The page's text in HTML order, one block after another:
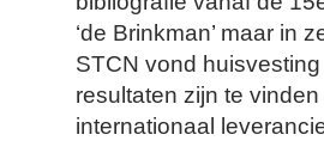
‘de Brinkman’ maar in
STCN vond
resultaten zijn te
internationaal